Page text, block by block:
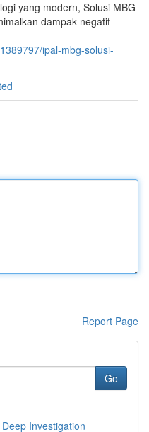
yang modern, Solusi MBG
dampak negatif
ipal-mbg-solusi-
Report Page
Go
Investigation